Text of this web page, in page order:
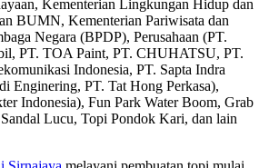
Kementerian Lingkungan Hidup dan
BUMN, Kementerian Pariwisata dan
Negara (BPDP), Perusahaan (PT.
PT. TOA Paint, PT. CHUHATSU, PT.
Indonesia, PT. Sapta Indra
Enginering, PT. Tat Hong Perkasa),
Indonesia), Fun Park Water Boom, Grab
Lucu, Topi Pondok Kari, dan lain